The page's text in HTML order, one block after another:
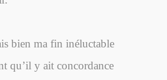
bien ma fin inéluctable
qu’il y ait concordance